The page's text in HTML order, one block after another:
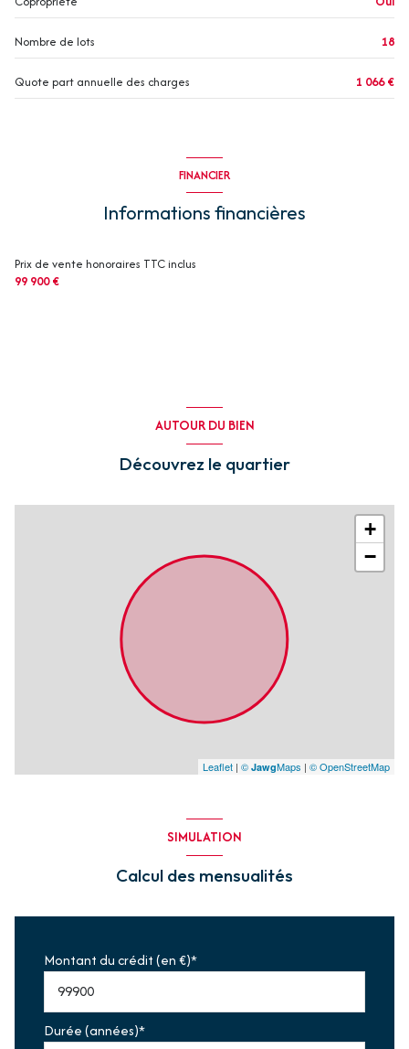
Nombre de lots 18
Quote part annuelle des charges 1 066 €
FINANCIER
Informations financières
Prix de vente honoraires TTC inclus
99 900 €
AUTOUR DU BIEN
Découvrez le quartier
+
−
Leaflet | © JawgMaps | © OpenStreetMap
SIMULATION
Calcul des mensualités
Montant du crédit (en €)*
Durée (années)*